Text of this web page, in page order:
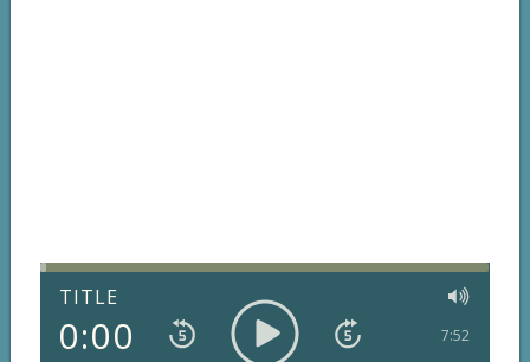
TITLE
0:00 7:52